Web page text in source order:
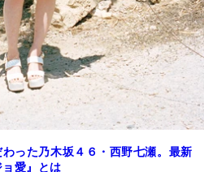
った乃木坂４６・西野七瀬。最新
愛』とは